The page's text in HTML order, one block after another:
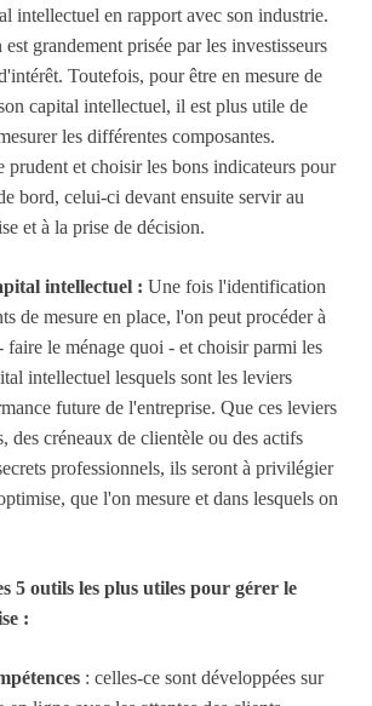
intellectuel en rapport avec son industrie.
grandement prisée par les investisseurs
Toutefois, pour être en mesure de
capital intellectuel, il est plus utile de
les différentes composantes.
et choisir les bons indicateurs pour
bord, celui-ci devant ensuite servir au
et à la prise de décision.
intellectuel : Une fois l'identification
de mesure en place, l'on peut procéder à
faire le ménage quoi - et choisir parmi les
intellectuel lesquels sont les leviers
future de l'entreprise. Que ces leviers
des créneaux de clientèle ou des actifs
professionnels, ils seront à privilégier
que l'on mesure et dans lesquels on
5 outils les plus utiles pour gérer le
:
: celles-ce sont développées sur